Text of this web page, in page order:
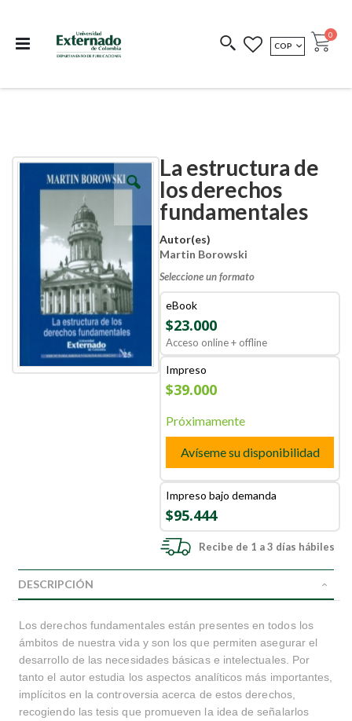
COEDICIONES REDIMIR CÓDIGO
MONEDA
COP Cart
0
La estructura de
los derechos
fundamentales
Autor(es)
Martin Borowski
Seleccione un formato
eBook
$23.000
Acceso online + offline
Impreso
$39.000
Próximamente
Avíseme su disponibilidad
Impreso bajo demanda
$95.444
Recibe de 1 a 3 días hábiles
Skip
images
Skip
images
DESCRIPCIÓN
Los derechos fundamentales están presentes en todos los
ámbitos de nuestra vida y son los que permiten asegurar el
desarrollo de las necesidades básicas e intelectuales. Por
tanto el autor estudia los aspectos analíticos más importantes,
implícitos en la controversia acerca de estos derechos,
recogiendo las tesis que promueven la idea de señalarlos